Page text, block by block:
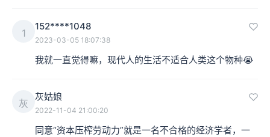
1
152****1048
2023-03-05 18:07:38
我就一直觉得嘛，现代人的生活不适合人类这个物种😭
灰
灰姑娘
2022-11-04 21:00:20
同意“资本压榨劳动力”就是一名不合格的经济学者，一